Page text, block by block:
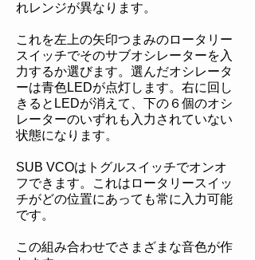
れレンジが異なります。
これを左上の矢印つまみのロータリー
スイッチでそのサブオシレーターを入
力するか選びます。選んだオシレータ
ーは青色LEDが点灯します。右に回し
きるとLEDが消えて、下の６個のオシ
レーターのいずれも入力されていない
状態になります。
SUB VCOはトグルスイッチでオンオ
フできます。これはロータリースイッ
チがどの位置にあっても常に入力可能
です。
この組み合わせでさまざまな音色が作